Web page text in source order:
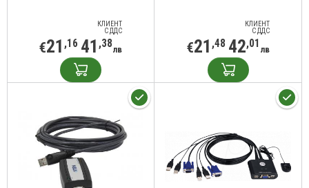
КЛИЕНТ
С ДДС
€21 ,16 41 ,38лв
КЛИЕНТ
С ДДС
€21 ,48 42,01 лв